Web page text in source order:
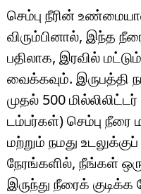
செம்பு நீரின்
விரும்பினால், இந்த
பதிலாக, இரவில்
வைக்கவும். இருபத்தி
முதல் 500
டம்பர்கள்) செம்பு நீரை
மற்றும் நமது
நேரங்களில், நீங்கள்
இருந்து நீரைக்